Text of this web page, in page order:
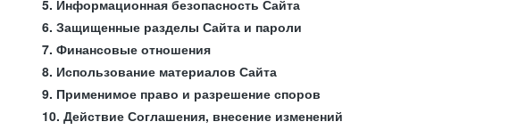
5. Информационная безопасность Сайта
6. Защищенные разделы Сайта и пароли
7. Финансовые отношения
8. Использование материалов Сайта
9. Применимое право и разрешение споров
10. Действие Соглашения, внесение изменений